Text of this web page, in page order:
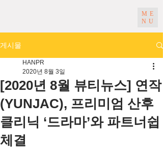
ME
NU
게시물
[2020년 8월 뷰티뉴스] 연작
(YUNJAC), 프리미엄 산후
클리닉 ‘드라마’와 파트너쉽
체결
HANPR
2020년 8월 3일